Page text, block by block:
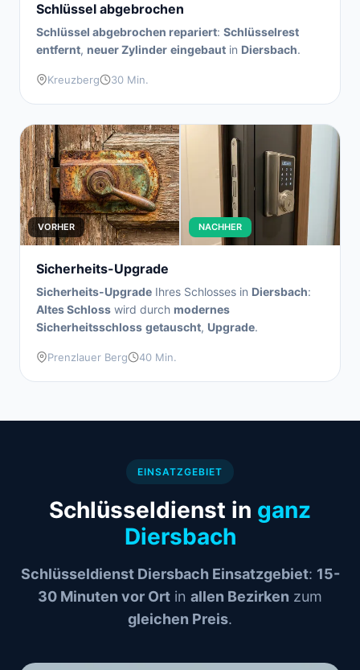
Schlüssel abgebrochen
Schlüssel abgebrochen repariert: Schlüsselrest
entfernt, neuer Zylinder eingebaut in Diersbach.
Kreuzberg 30 Min.
VORHER NACHHER
Sicherheits-Upgrade
Sicherheits-Upgrade Ihres Schlosses in Diersbach:
Altes Schloss wird durch modernes
Sicherheitsschloss getauscht, Upgrade.
Prenzlauer Berg 40 Min.
EINSATZGEBIET
Schlüsseldienst in ganz
Diersbach
Schlüsseldienst Diersbach Einsatzgebiet: 15-
30 Minuten vor Ort in allen Bezirken zum
gleichen Preis.